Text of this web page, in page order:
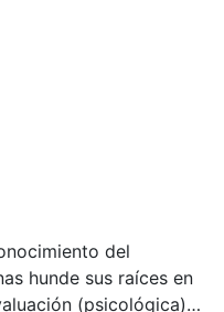
del
hunde sus raíces en
(psicológica)